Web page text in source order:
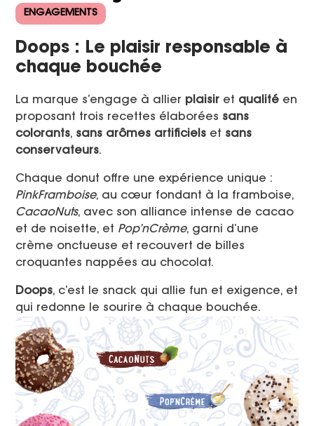
ENGAGEMENTS
Doops : Le plaisir responsable à
chaque bouchée
La marque s’engage à allier plaisir et qualité en
proposant trois recettes élaborées sans
colorants, sans arômes artificiels et sans
conservateurs.
Chaque donut offre une expérience unique :
PinkFramboise, au cœur fondant à la framboise,
CacaoNuts, avec son alliance intense de cacao
et de noisette, et Pop’nCrème, garni d’une
crème onctueuse et recouvert de billes
croquantes nappées au chocolat.
Doops, c’est le snack qui allie fun et exigence, et
qui redonne le sourire à chaque bouchée.